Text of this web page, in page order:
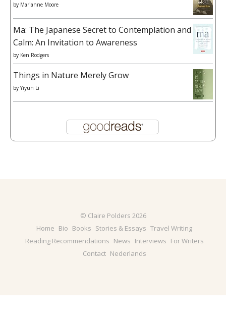
by Marianne Moore
Ma: The Japanese Secret to Contemplation and
Calm: An Invitation to Awareness
by Ken Rodgers
Things in Nature Merely Grow
by Yiyun Li
© Claire Polders 2026
Home Bio Books Stories & Essays Travel Writing
Reading Recommendations News Interviews For Writers
Contact Nederlands